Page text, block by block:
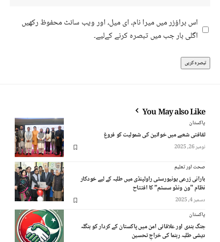
اس براؤزر میں میرا نام، ای میل، اور ویب سائٹ محفوظ رکھیں
اگلی بار جب میں تبصرہ کرنے کےلیے۔
You May also Like
پاکستان
ثقافتی شعبے میں خواتین کی شمولیت کو فروغ
نومبر 26, 2025
صحت اور تعلیم
بارانی زرعی یونیورسٹی راولپنڈی میں طلبہ کے لیے خودکار
نظام "ون ونڈو سسٹم” کا افتتاح
دسمبر 4, 2025
پاکستان
جنگ بندی اور علاقائی امن میں پاکستان کے کردار کو بنگلہ
دیشی طلبہ رہنما کی خراجِ تحسین